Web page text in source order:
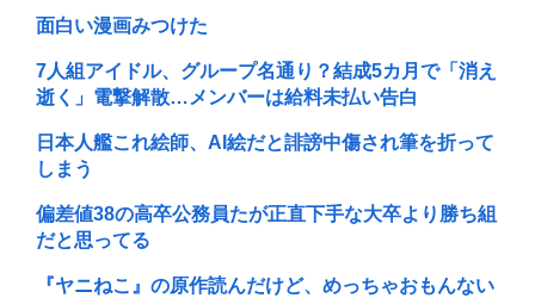
面白い漫画みつけた
7人組アイドル、グループ名通り？結成5カ月で「消え
逝く」電撃解散…メンバーは給料未払い告白
日本人艦これ絵師、AI絵だと誹謗中傷され筆を折って
しまう
偏差値38の高卒公務員たが正直下手な大卒より勝ち組
だと思ってる
『ヤニねこ』の原作読んだけど、めっちゃおもんない